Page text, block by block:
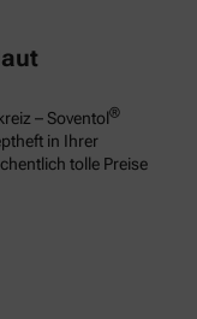
– Soventol®
in Ihrer
tolle Preise